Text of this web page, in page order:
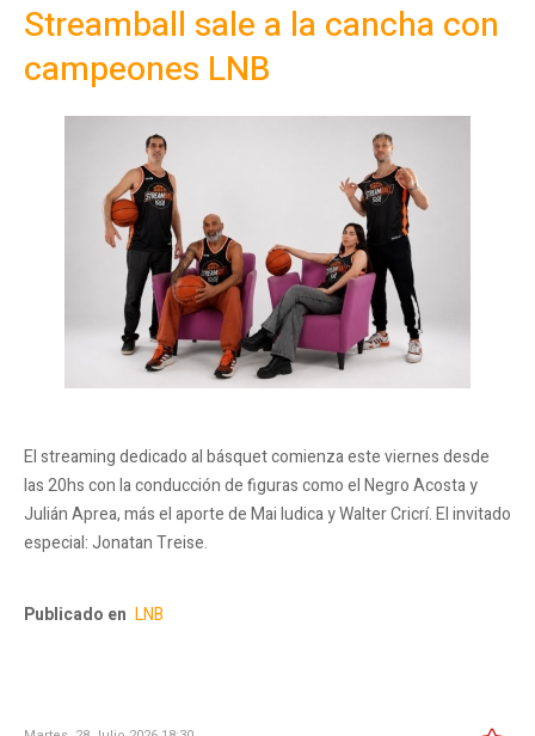
Streamball sale a la cancha con
campeones LNB
El streaming dedicado al básquet comienza este viernes desde
las 20hs con la conducción de figuras como el Negro Acosta y
Julián Aprea, más el aporte de Mai Iudica y Walter Cricrí. El invitado
especial: Jonatan Treise.
Publicado en LNB